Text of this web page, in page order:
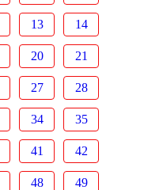
13 14
20 21
27 28
34 35
41 42
48 49